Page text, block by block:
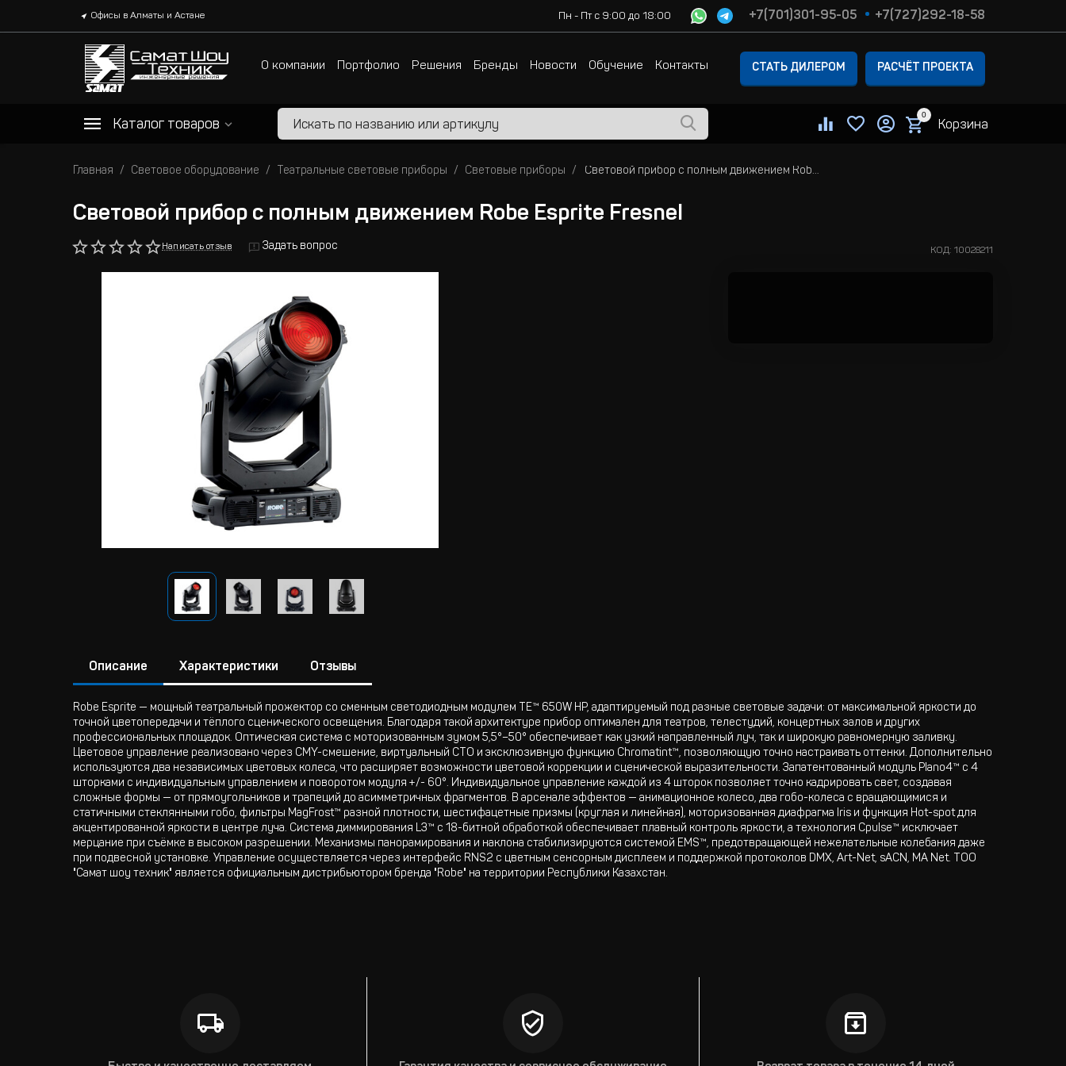
Офисы в Алматы и Астане Пн - Пт с 9:00 до 18:00 +7(701)301-95-05 +7(727)292-18-58
О компании Портфолио Решения Бренды Новости Обучение Контакты СТАТЬ ДИЛЕРОМ РАСЧЁТ ПРОЕКТА
Каталог товаров
0
Корзина
Главная Световое оборудование Театральные световые приборы Световые приборы Световой прибор с полным движением Robe Esprite Fresnel
Световой прибор с полным движением Robe Esprite Fresnel
Написать отзыв Задать вопрос КОД: 10028211
Описание Характеристики Отзывы
Robe Esprite — мощный театральный прожектор со сменным светодиодным модулем TE™ 650W HP, адаптируемый под разные световые задачи: от максимальной яркости до
точной цветопередачи и тёплого сценического освещения. Благодаря такой архитектуре прибор оптимален для театров, телестудий, концертных залов и других
профессиональных площадок. Оптическая система с моторизованным зумом 5,5°–50° обеспечивает как узкий направленный луч, так и широкую равномерную заливку.
Цветовое управление реализовано через CMY-смешение, виртуальный CTO и эксклюзивную функцию Chromatint™, позволяющую точно настраивать оттенки. Дополнительно
используются два независимых цветовых колеса, что расширяет возможности цветовой коррекции и сценической выразительности. Запатентованный модуль Plano4™ с 4
шторками с индивидуальным управлением и поворотом модуля +/- 60°. Индивидуальное управление каждой из 4 шторок позволяет точно кадрировать свет, создавая
сложные формы — от прямоугольников и трапеций до асимметричных фрагментов. В арсенале эффектов — анимационное колесо, два гобо-колеса с вращающимися и
статичными стеклянными гобо, фильтры MagFrost™ разной плотности, шестифацетные призмы (круглая и линейная), моторизованная диафрагма Iris и функция Hot-spot для
акцентированной яркости в центре луча. Система диммирования L3™ с 18-битной обработкой обеспечивает плавный контроль яркости, а технология Cpulse™ исключает
мерцание при съёмке в высоком разрешении. Механизмы панорамирования и наклона стабилизируются системой EMS™, предотвращающей нежелательные колебания даже
при подвесной установке. Управление осуществляется через интерфейс RNS2 с цветным сенсорным дисплеем и поддержкой протоколов DMX, Art-Net, sACN, MA Net. ТОО
"Самат шоу техник" является официальным дистрибьютором бренда "Robe" на территории Республики Казахстан.